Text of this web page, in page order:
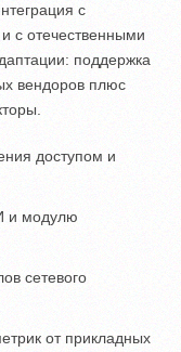
с
с отечественными
поддержка
вендоров плюс
доступом и
и модулю
сетевого
от прикладных